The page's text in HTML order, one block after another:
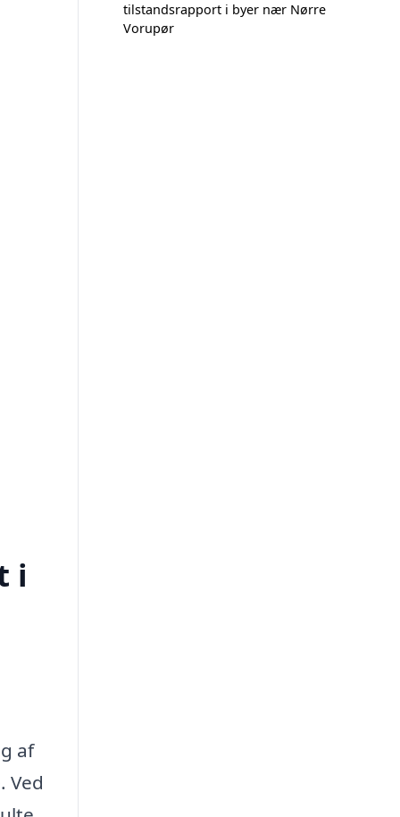
i
af
Ved
tilstandsrapport i byer nær Nørre
Vorupør